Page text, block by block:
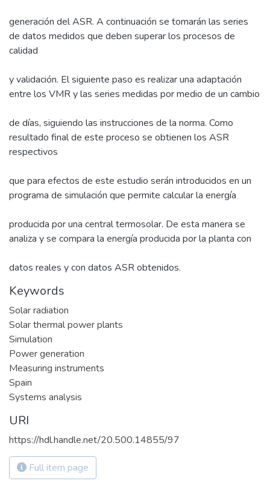
generación del ASR. A continuación se tomarán las series
de datos medidos que deben superar los procesos de
calidad
y validación. El siguiente paso es realizar una adaptación
entre los VMR y las series medidas por medio de un cambio
de días, siguiendo las instrucciones de la norma. Como
resultado final de este proceso se obtienen los ASR
respectivos
que para efectos de este estudio serán introducidos en un
programa de simulación que permite calcular la energía
producida por una central termosolar. De esta manera se
analiza y se compara la energía producida por la planta con
datos reales y con datos ASR obtenidos.
Keywords
Solar radiation
Solar thermal power plants
Simulation
Power generation
Measuring instruments
Spain
Systems analysis
URI
https://hdl.handle.net/20.500.14855/97
Full item page